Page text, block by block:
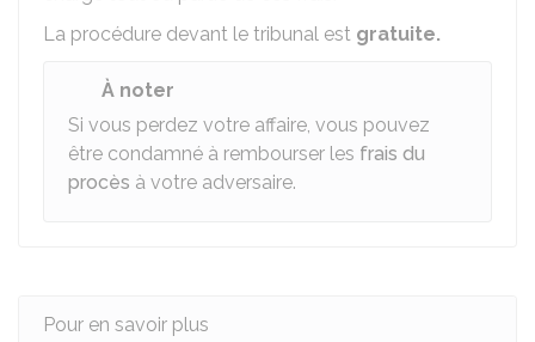
La procédure devant le tribunal est gratuite.
À noter
Si vous perdez votre affaire, vous pouvez
être condamné à rembourser les frais du
procès à votre adversaire.
Pour en savoir plus